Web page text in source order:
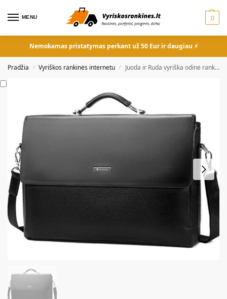
MENU 0
Nemokamas pristatymas perkant už 50 Eur ir daugiau ⚡
Pradžia / Vyriškos rankinės internetu / Juoda ir Ruda vyriška odinė rankinė